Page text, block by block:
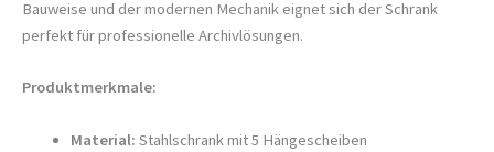
Bauweise und der modernen Mechanik eignet sich der Schrank
perfekt für professionelle Archivlösungen.
Produktmerkmale:
Material: Stahlschrank mit 5 Hängescheiben